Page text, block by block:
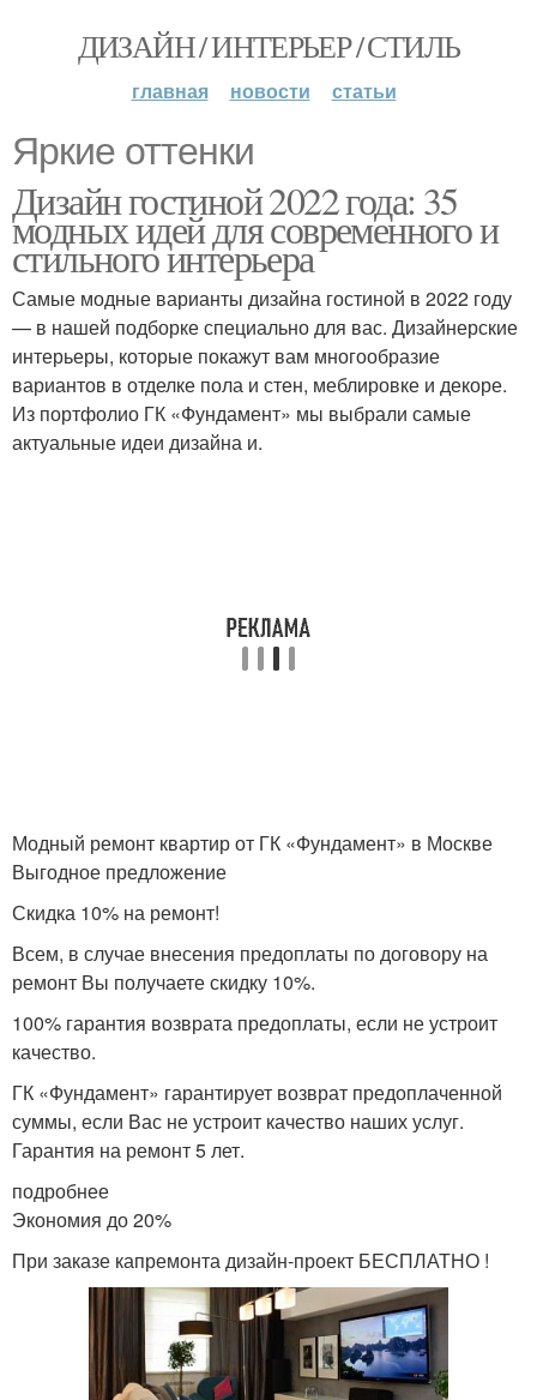
ДИЗАЙН / ИНТЕРЬЕР / СТИЛЬ
главная новости статьи
Яркие оттенки
Дизайн гостиной 2022 года: 35
модных идей для современного и
стильного интерьера
Самые модные варианты дизайна гостиной в 2022 году
— в нашей подборке специально для вас. Дизайнерские
интерьеры, которые покажут вам многообразие
вариантов в отделке пола и стен, меблировке и декоре.
Из портфолио ГК «Фундамент» мы выбрали самые
актуальные идеи дизайна и.
Модный ремонт квартир от ГК «Фундамент» в Москве
Выгодное предложение
Скидка 10% на ремонт!
Всем, в случае внесения предоплаты по договору на
ремонт Вы получаете скидку 10%.
100% гарантия возврата предоплаты, если не устроит
качество.
ГК «Фундамент» гарантирует возврат предоплаченной
суммы, если Вас не устроит качество наших услуг.
Гарантия на ремонт 5 лет.
подробнее
Экономия до 20%
При заказе капремонта дизайн-проект БЕСПЛАТНО !